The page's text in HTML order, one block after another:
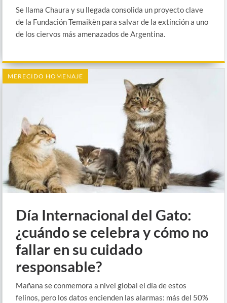
Se llama Chaura y su llegada consolida un proyecto clave
de la Fundación Temaikèn para salvar de la extinción a uno
de los ciervos más amenazados de Argentina.
MERECIDO HOMENAJE
Día Internacional del Gato:
¿cuándo se celebra y cómo no
fallar en su cuidado
responsable?
Mañana se conmemora a nivel global el día de estos
felinos, pero los datos encienden las alarmas: más del 50%